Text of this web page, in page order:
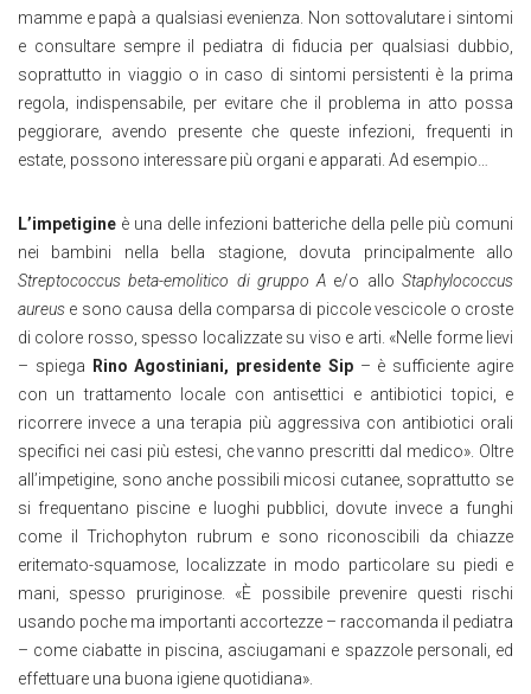
mamme e papà a qualsiasi evenienza. Non sottovalutare i sintomi
e consultare sempre il pediatra di fiducia per qualsiasi dubbio,
soprattutto in viaggio o in caso di sintomi persistenti è la prima
regola, indispensabile, per evitare che il problema in atto possa
peggiorare, avendo presente che queste infezioni, frequenti in
estate, possono interessare più organi e apparati. Ad esempio…
L’impetigine è una delle infezioni batteriche della pelle più comuni
nei bambini nella bella stagione, dovuta principalmente allo
Streptococcus beta-emolitico di gruppo A e/o alloStaphylococcus
aureus e sono causa della comparsa di piccole vescicole o croste
di colore rosso, spesso localizzate su viso e arti. «Nelle forme lievi
– spiega
Rino Agostiniani, presidente Sip– è sufficiente agire
con un trattamento locale con antisettici e antibiotici topici, e
ricorrere invece a una terapia più aggressiva con antibiotici orali
specifici nei casi più estesi, che vanno prescritti dal medico». Oltre
all’impetigine, sono anche possibili micosi cutanee, soprattutto se
si frequentano piscine e luoghi pubblici, dovute invece a funghi
come il Trichophyton rubrum e sono riconoscibili da chiazze
eritemato-squamose, localizzate in modo particolare su piedi e
mani, spesso pruriginose. «È possibile prevenire questi rischi
usando poche ma importanti accortezze – raccomanda il pediatra
– come ciabatte in piscina, asciugamani e spazzole personali, ed
effettuare una buona igiene quotidiana».